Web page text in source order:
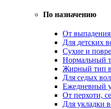
По назначению
От выпадения
Для детских
Сухие и
Нормальный
Жирный тип
Для седых
Ежедневный
От перхоти,
Для укладки